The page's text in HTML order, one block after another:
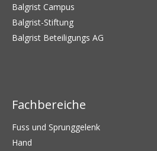
Balgrist Campus
Balgrist-Stiftung
Balgrist Beteiligungs AG
Fachbereiche
Fuss und Sprunggelenk
Hand